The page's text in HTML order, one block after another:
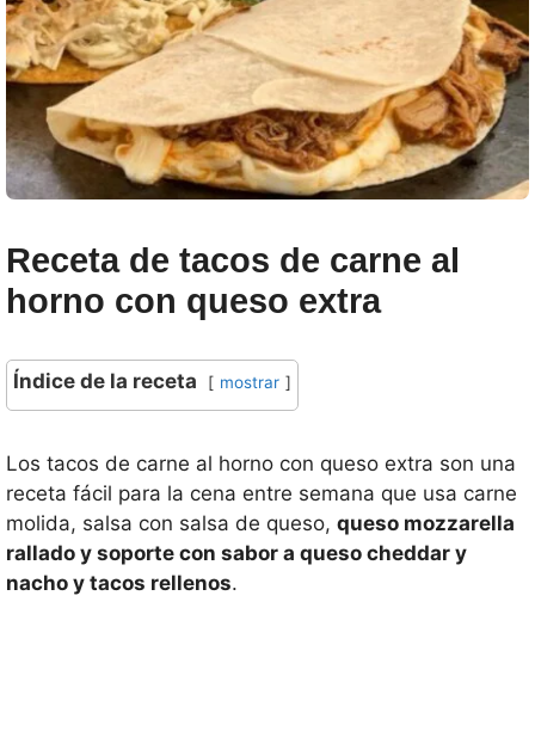
Receta de tacos de carne al
horno con queso extra
Índice de la receta mostrar
Los tacos de carne al horno con queso extra son una
receta fácil para la cena entre semana que usa carne
molida, salsa con salsa de queso, queso mozzarella
rallado y soporte con sabor a queso cheddar y
nacho y tacos rellenos.